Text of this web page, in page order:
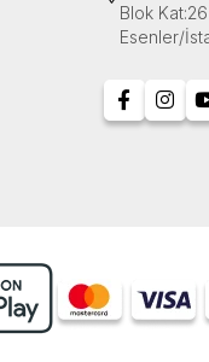
Blok
Esenler/